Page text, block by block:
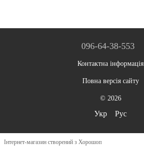
096-64-38-553
Контактна інформація
Повна версія сайту
© 2026
Укр Рус
Інтернет-магазин створений з Хорошоп